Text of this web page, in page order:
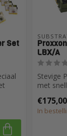
Set
LBX/A
Stevige
met
€175,00
In